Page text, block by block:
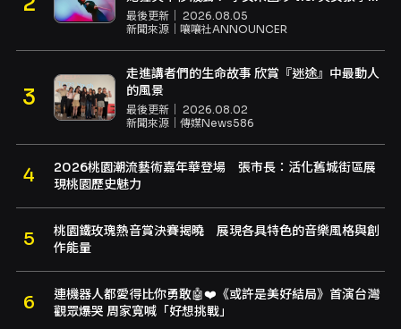
佳：本是同根生，相約壓車別太急
最後更新｜ 2026.08.05
新聞來源｜ 嚷嚷社ANNOUNCER
走進講者們的生命故事 欣賞『迷途』中最動人
的風景
最後更新｜ 2026.08.02
新聞來源｜ 傳媒News586
2026桃園潮流藝術嘉年華登場 張市長：活化舊城街區展
現桃園歷史魅力
桃園鐵玫瑰熱音賞決賽揭曉 展現各具特色的音樂風格與創
作能量
連機器人都愛得比你勇敢🤖❤️《或許是美好結局》首演台灣
觀眾爆哭 周家寬喊「好想挑戰」